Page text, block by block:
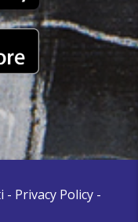
Privacy Policy -